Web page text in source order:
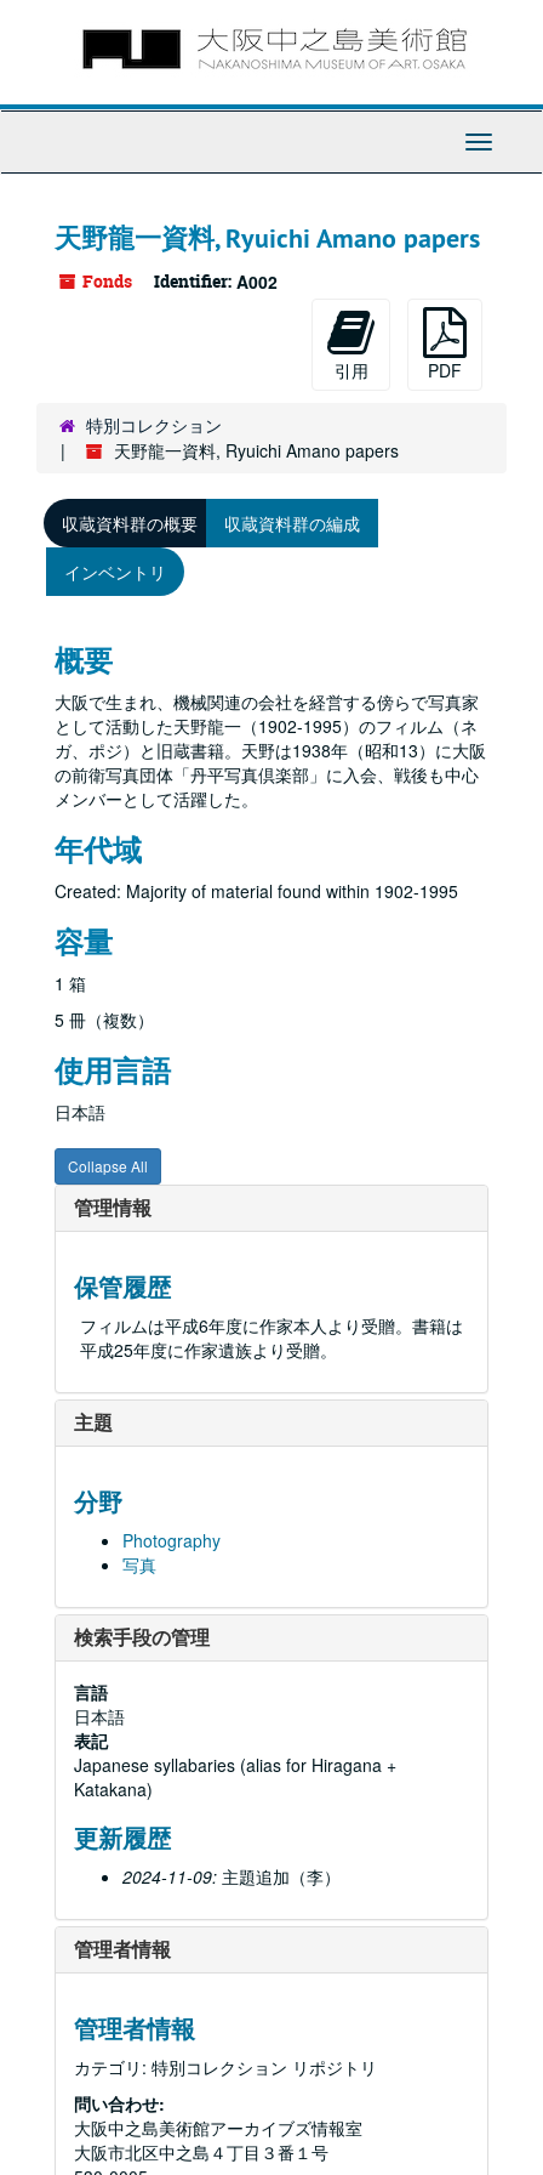
Toggle
天野龍一資料, Ryuichi Amano papers
Fonds Identifier: A002
引用 PDF
特別コレクション
天野龍一資料, Ryuichi Amano papers
収蔵資料群の概要
収蔵資料群の編成
インベントリ
概要
大阪で生まれ、機械関連の会社を経営する傍らで写真家
として活動した天野龍一（1902-1995）のフィルム（ネ
ガ、ポジ）と旧蔵書籍。天野は1938年（昭和13）に大阪
の前衛写真団体「丹平写真倶楽部」に入会、戦後も中心
メンバーとして活躍した。
年代域
Created: Majority of material found within 1902-1995
容量
1 箱
5 冊（複数）
使用言語
日本語
Collapse All
管理情報
保管履歴
フィルムは平成6年度に作家本人より受贈。書籍は
平成25年度に作家遺族より受贈。
主題
分野
Photography
写真
検索手段の管理
言語
日本語
表記
Japanese syllabaries (alias for Hiragana +
Katakana)
更新履歴
2024-11-09: 主題追加（李）
管理者情報
管理者情報
カテゴリ: 特別コレクション リポジトリ
問い合わせ:
大阪中之島美術館アーカイブズ情報室
大阪市北区中之島４丁目３番１号